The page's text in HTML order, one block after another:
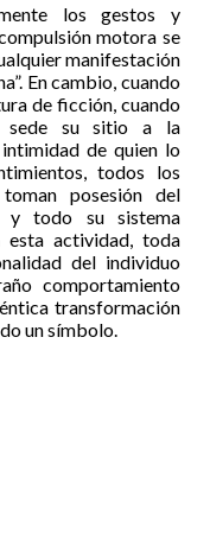
los gestos y
motora se
manifestación
En cambio, cuando
de ficción, cuando
sede su sitio a la
de quien lo
todos los
posesión del
y todo su sistema
esta actividad, toda
del individuo
comportamiento
transformación
un símbolo.